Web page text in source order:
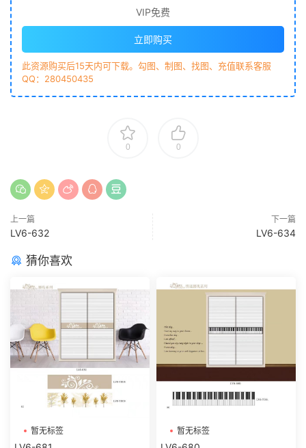
VIP免费
立即购买
此资源购买后15天内可下载。勾图、制图、找图、充值联系客服
QQ：280450435
0 0
上一篇
LV6-632
下一篇
LV6-634
猜你喜欢
暂无标签 暂无标签